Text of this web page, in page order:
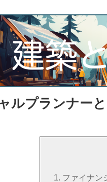
ルプランナーと
ファイナン